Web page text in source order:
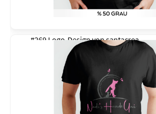
#269 Logo-Design vonsantacrea